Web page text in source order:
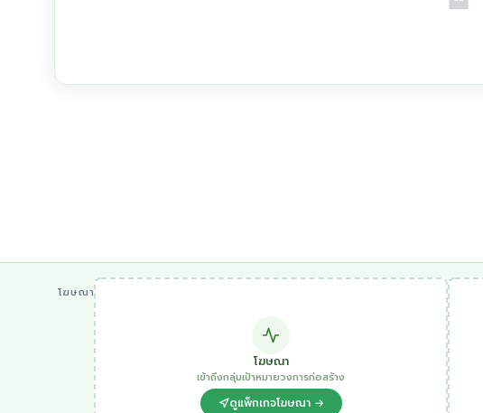
โฆษณา
โฆษณา
เข้าถึงกลุ่มเป้าหมายวงการก่อสร้าง
ดูแพ็กเกจโฆษณา →